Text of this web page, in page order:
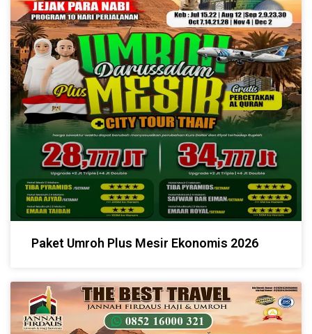
Paket Umroh Plus Mesir Ekonomis 2026